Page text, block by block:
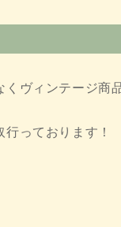
ヴィンテージ商
っております！